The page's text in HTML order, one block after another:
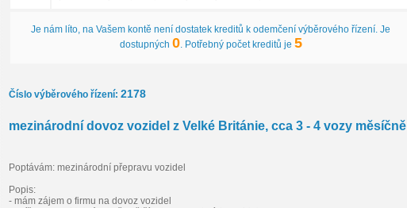
Je nám líto, na Vašem kontě není dostatek kreditů k odemčení výběrového řízení. Je
dostupných 0. Potřebný počet kreditů je 5
Číslo výběrového řízení: 2178
mezinárodní dovoz vozidel z Velké Británie, cca 3 - 4 vozy měsíčně
Poptávám: mezinárodní přepravu vozidel
Popis:
- mám zájem o firmu na dovoz vozidel